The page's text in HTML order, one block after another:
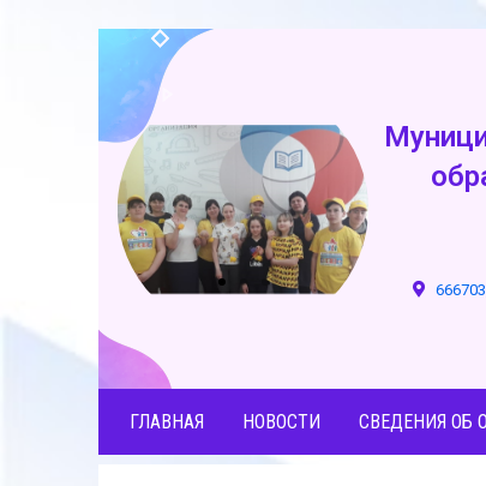
ГЛАВНАЯ НОВОСТИ СВЕДЕНИЯ ОБ